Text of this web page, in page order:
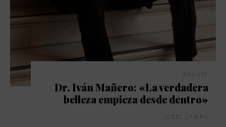
BEAUTY
Dr. Iván Mañero: «La verdadera
belleza empieza desde dentro»
JORDI CAMPO